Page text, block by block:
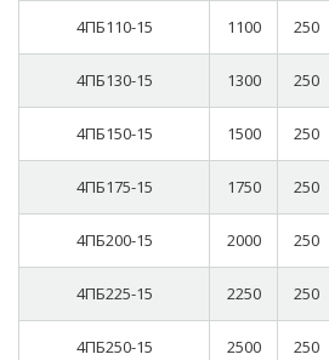
4ПБ110-15 1100 250
4ПБ130-15 1300 250
4ПБ150-15 1500 250
4ПБ175-15 1750 250
4ПБ200-15 2000 250
4ПБ225-15 2250 250
4ПБ250-15 2500 250